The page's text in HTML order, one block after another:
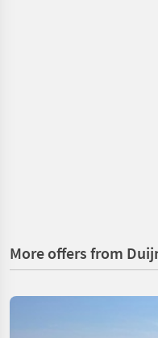
More offers from